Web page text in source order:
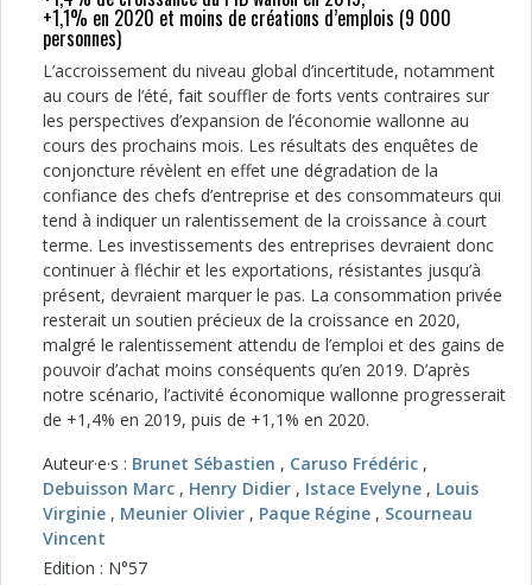
+1,1% en 2020 et moins de créations d’emplois (9 000
personnes)
L’accroissement du niveau global d’incertitude, notamment
au cours de l’été, fait souffler de forts vents contraires sur
les perspectives d’expansion de l’économie wallonne au
cours des prochains mois. Les résultats des enquêtes de
conjoncture révèlent en effet une dégradation de la
confiance des chefs d’entreprise et des consommateurs qui
tend à indiquer un ralentissement de la croissance à court
terme. Les investissements des entreprises devraient donc
continuer à fléchir et les exportations, résistantes jusqu’à
présent, devraient marquer le pas. La consommation privée
resterait un soutien précieux de la croissance en 2020,
malgré le ralentissement attendu de l’emploi et des gains de
pouvoir d’achat moins conséquents qu’en 2019. D’après
notre scénario, l’activité économique wallonne progresserait
de +1,4% en 2019, puis de +1,1% en 2020.
Auteur·e·s : Brunet Sébastien , Caruso Frédéric ,
Debuisson Marc , Henry Didier , Istace Evelyne , Louis
Virginie , Meunier Olivier , Paque Régine , Scourneau
Vincent
Edition : N°57